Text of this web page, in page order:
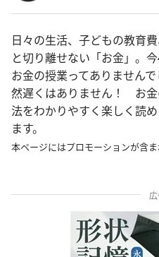
日々の生活、子どもの教育
と切り離せない「お金」。
お金の授業ってありません
然遅くはありません！ お
法をわかりやすく楽しく読
ます。
本ページにはプロモーションが含ま